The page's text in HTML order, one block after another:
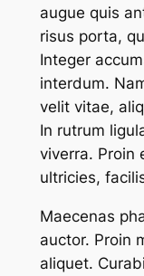
augue quis
risus porta,
Integer
interdum.
velit vitae,
In rutrum
viverra. Proin
ultricies,
Maecenas
auctor. Proin
aliquet.